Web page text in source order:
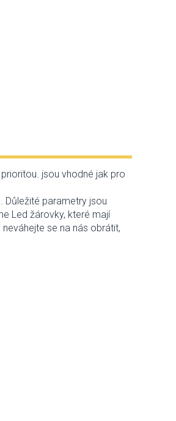
jsou vhodné jak pro
Důležité parametry jsou
Led žárovky, které mají
se na nás obrátit,